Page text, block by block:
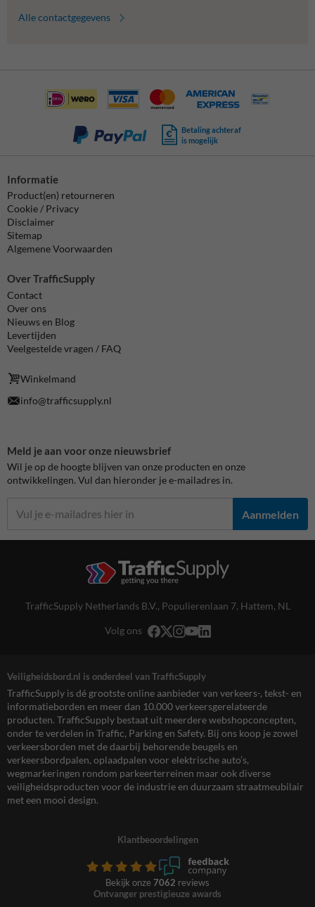
Alle contactgegevens
Betaling achteraf
is mogelijk
Informatie
Product(en) retourneren
Cookie / Privacy
Disclaimer
Sitemap
Algemene Voorwaarden
Over TrafficSupply
Contact
Over ons
Nieuws en Blog
Levertijden
Veelgestelde vragen / FAQ
Winkelmand
info@trafficsupply.nl
Meld je aan voor onze nieuwsbrief
Wil je op de hoogte blijven van onze producten en onze
ontwikkelingen. Vul dan hieronder je e-mailadres in.
Aanmelden
TrafficSupply Netherlands B.V., Populierenlaan 7, Hattem, NL
Volg ons
Veiligheidsbord.nl is onderdeel van TrafficSupply
TrafficSupply is dé grootste online aanbieder van verkeers-, tekst- en
informatieborden en meer dan 10.000 verkeersgerelateerde
producten. TrafficSupply bestaat uit meerdere webshopconcepten,
onder te verdelen in Traffic, Parking en Safety. Bij ons koop je zowel
verkeersborden met de daarbij behorende beugels en
verkeersbordpalen, oplaadpalen voor elektrische auto’s,
wegmarkeringen rondom parkeerterreinen maar ook diverse
veiligheidsproducten voor de industrie en duurzaam straatmeubilair
met een mooi design.
Klantbeoordelingen
Bekijk onze 7062 reviews
Ontvanger prestigieuze awards